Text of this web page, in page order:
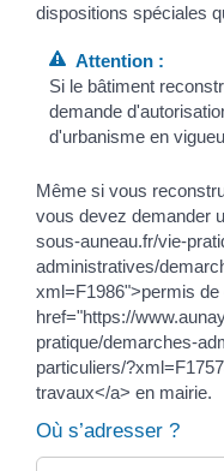
dispositions spéciales
Attention :
Si le bâtiment
demande
d'urbanisme en
Même si vous
vous devez demander
sous-auneau.fr/vie-
administratives/
xml=F1986">permis
href="https://
pratique/demarches-
particuliers/
travaux</a> en mairie.
Où s’adresser ?